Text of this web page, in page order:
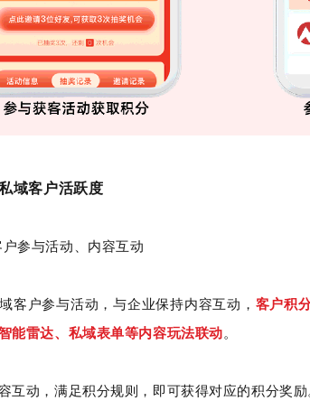
域客户活跃度
参与活动、内容互动
客户参与活动，与企业保持内容互动， 客户积
能雷达、私域表单等内容玩法联动。
互动，满足积分规则，即可获得对应的积分奖励